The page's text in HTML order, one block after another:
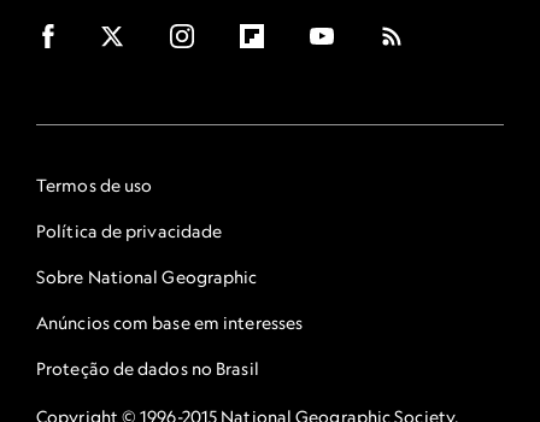
Termos de uso
Política de privacidade
Sobre National Geographic
Anúncios com base em interesses
Proteção de dados no Brasil
Copyright © 1996-2015 National Geographic Society.